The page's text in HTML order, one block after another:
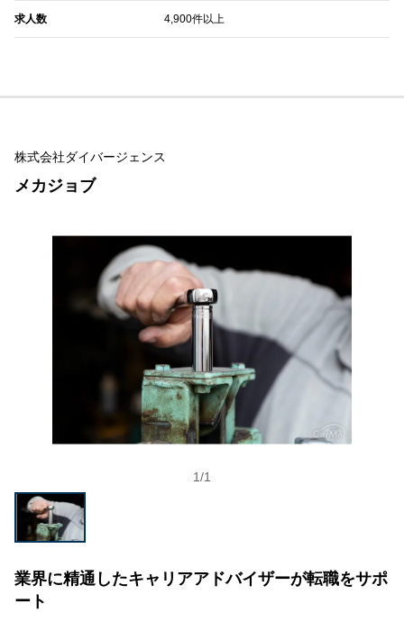
求人数 4,900件以上
株式会社ダイバージェンス
メカジョブ
1/1
業界に精通したキャリアアドバイザーが転職をサポ
ート